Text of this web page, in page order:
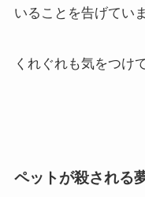
いることを告げていま
くれぐれも気をつけ
ペットが殺される